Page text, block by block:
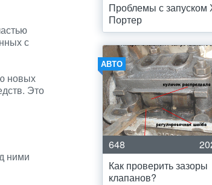
с
новых
Это
ними
Проблемы с запуском
Портер
АВТО
648
Как проверить зазоры
клапанов?